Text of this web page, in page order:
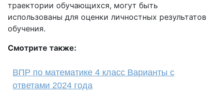
траектории обучающихся, могут быть
использованы для оценки личностных результатов
обучения.
Смотрите также:
ВПР по математике 4 класс Варианты с
ответами 2024 года